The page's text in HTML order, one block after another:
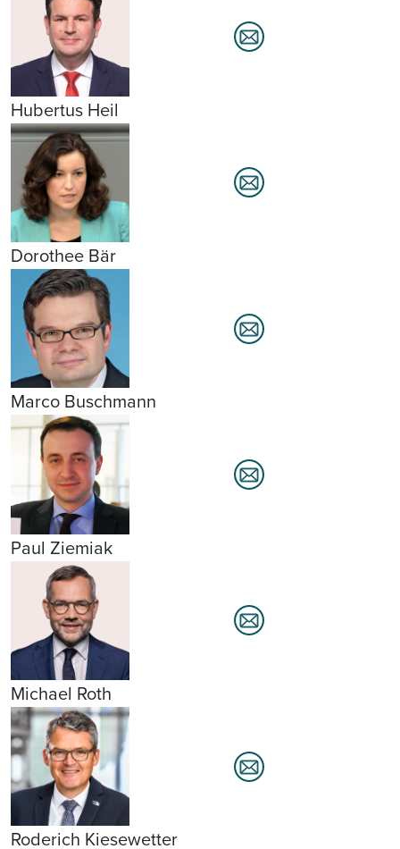
Hubertus Heil
Dorothee Bär
Marco Buschmann
Paul Ziemiak
Michael Roth
Roderich Kiesewetter